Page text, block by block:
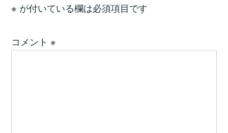
※ が付いている欄は必須項目です
コメント ※